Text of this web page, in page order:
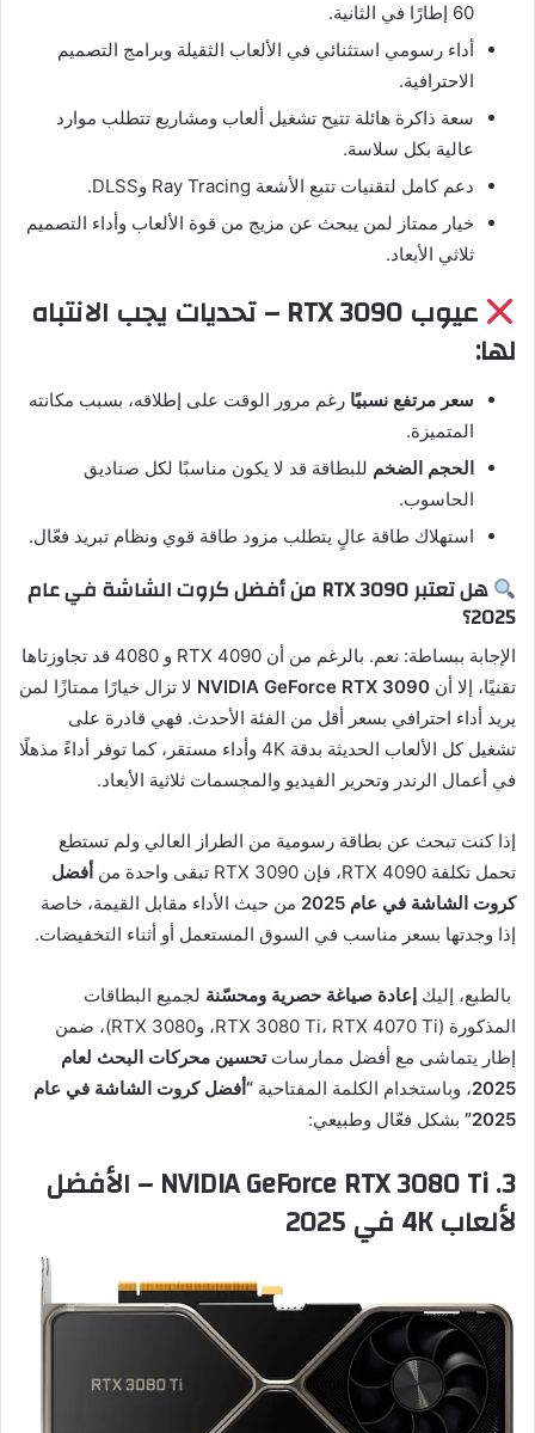
60 إطارًا في الثانية.
أداء رسومي استثنائي في الألعاب الثقيلة وبرامج التصميم
الاحترافية.
سعة ذاكرة هائلة تتيح تشغيل ألعاب ومشاريع تتطلب موارد
عالية بكل سلاسة.
دعم كامل لتقنيات تتبع الأشعة Ray Tracing وDLSS.
خيار ممتاز لمن يبحث عن مزيج من قوة الألعاب وأداء التصميم
ثلاثي الأبعاد.
عيوب RTX 3090 – تحديات يجب الانتباه
لها:
سعر مرتفع نسبيًا رغم مرور الوقت على إطلاقه، بسبب مكانته
المتميزة.
الحجم الضخم للبطاقة قد لا يكون مناسبًا لكل صناديق
الحاسوب.
استهلاك طاقة عالٍ يتطلب مزود طاقة قوي ونظام تبريد فعّال.
هل تعتبر RTX 3090 من أفضل كروت الشاشة في عام
2025؟
الإجابة ببساطة: نعم. بالرغم من أن RTX 4090 و 4080 قد تجاوزتاها
تقنيًا، إلا أن NVIDIA GeForce RTX 3090 لا تزال خيارًا ممتازًا لمن
يريد أداء احترافي بسعر أقل من الفئة الأحدث. فهي قادرة على
تشغيل كل الألعاب الحديثة بدقة 4K وأداء مستقر، كما توفر أداءً مذهلًا
في أعمال الرندر وتحرير الفيديو والمجسمات ثلاثية الأبعاد.
إذا كنت تبحث عن بطاقة رسومية من الطراز العالي ولم تستطع
تحمل تكلفة RTX 4090، فإن RTX 3090 تبقى واحدة من
أفضل
كروت الشاشة في عام 2025
من حيث الأداء مقابل القيمة، خاصة
إذا وجدتها بسعر مناسب في السوق المستعمل أو أثناء التخفيضات.
بالطبع، إليك إعادة صياغة حصرية ومحسّنة لجميع البطاقات
المذكورة (RTX 3080 Ti، RTX 4070 Ti، وRTX 3080)، ضمن
إطار يتماشى مع أفضل ممارساتتحسين محركات البحث لعام
2025، وباستخدام الكلمة المفتاحية “أفضل كروت الشاشة في عام
2025”
بشكل فعّال وطبيعي:
3. NVIDIA GeForce RTX 3080 Ti – الأفضل
لألعاب 4K في 2025